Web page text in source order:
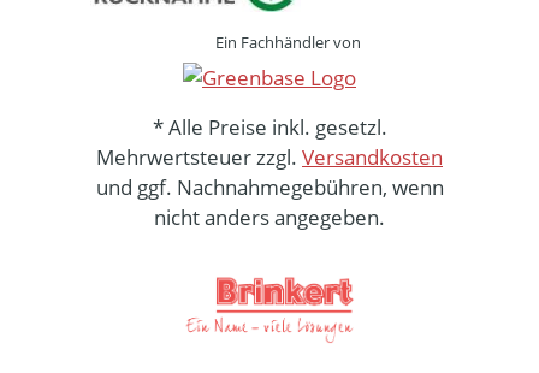
Ein Fachhändler von
* Alle Preise inkl. gesetzl.
Mehrwertsteuer zzgl. Versandkosten
und ggf. Nachnahmegebühren, wenn
nicht anders angegeben.